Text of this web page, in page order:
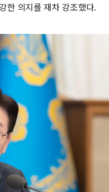
한 의지를 재차 강조했다.